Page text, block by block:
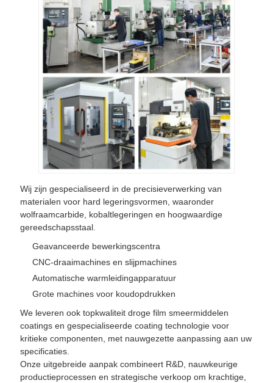
Wij zijn gespecialiseerd in de precisieverwerking van
materialen voor hard legeringsvormen, waaronder
wolfraamcarbide, kobaltlegeringen en hoogwaardige
gereedschapsstaal.
Geavanceerde bewerkingscentra
CNC-draaimachines en slijpmachines
Automatische warmleidingapparatuur
Grote machines voor koudopdrukken
We leveren ook topkwaliteit droge film smeermiddelen
coatings en gespecialiseerde coating technologie voor
kritieke componenten, met nauwgezette aanpassing aan uw
specificaties.
Onze uitgebreide aanpak combineert R&D, nauwkeurige
productieprocessen en strategische verkoop om krachtige,